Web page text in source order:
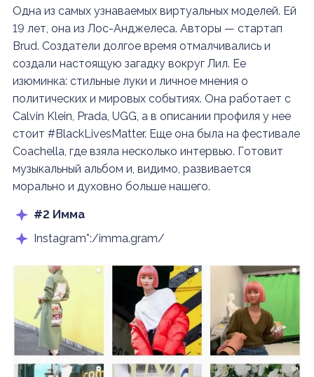
Одна из самых узнаваемых виртуальных моделей. Ей
19 лет, она из Лос-Анджелеса. Авторы — стартап
Brud. Создатели долгое время отмалчивались и
создали настоящую загадку вокруг Лил. Ее
изюминка: стильные луки и личное мнения о
политических и мировых событиях. Она работает с
Calvin Klein, Prada, UGG, а в описании профиля у нее
стоит #BlackLivesMatter. Еще она была на фестивале
Coachella, где взяла несколько интервью. Готовит
музыкальный альбом и, видимо, развивается
морально и духовно больше нашего.
#2 Имма
Instagram*:/imma.gram/